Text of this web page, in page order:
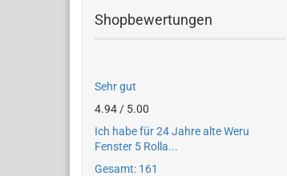
Shopbewertungen
Sehr gut
4.94 / 5.00
Ich habe für 24 Jahre alte Weru
Fenster 5 Rolla...
Gesamt: 161